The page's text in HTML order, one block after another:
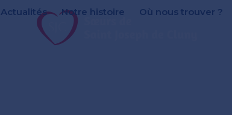
Actualités Notre histoire Où nous trouver ?